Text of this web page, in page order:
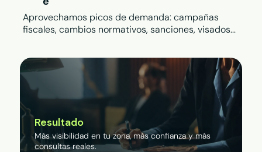
Resultado
Más visibilidad en tu zona, más confianza y más
consultas reales.
Aprovechamos picos de demanda: campañas
fiscales, cambios normativos, sanciones, visados...